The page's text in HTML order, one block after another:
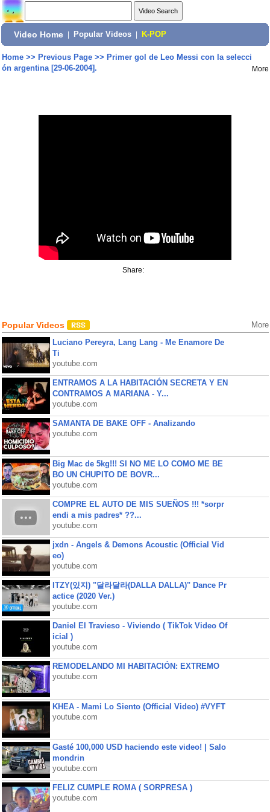
Video Home Popular Videos K-POP
Home>> Previous Page>> Primer gol de Leo Messi con la selecci
ón argentina [29-06-2004].
More
Share:
Popular Videos More
Luciano Pereyra, Lang Lang - Me Enamore De
Ti
youtube.com
ENTRAMOS A LA HABITACIÓN SECRETA Y EN
CONTRAMOS A MARIANA - Y...
youtube.com
SAMANTA DE BAKE OFF - Analizando
youtube.com
Big Mac de 5kg!!! SI NO ME LO COMO ME BE
BO UN CHUPITO DE BOVR...
youtube.com
COMPRE EL AUTO DE MIS SUEÑOS !!! *sorpr
endi a mis padres* ??...
youtube.com
jxdn - Angels & Demons Acoustic (Official Vid
eo)
youtube.com
ITZY(있지) "달라달라(DALLA DALLA)" Dance Pr
actice (2020 Ver.)
youtube.com
Daniel El Travieso - Viviendo ( TikTok Video Of
icial )
youtube.com
REMODELANDO MI HABITACIÓN: EXTREMO
youtube.com
KHEA - Mami Lo Siento (Official Video) #VYFT
youtube.com
Gasté 100,000 USD haciendo este video! | Salo
mondrin
youtube.com
FELIZ CUMPLE ROMA ( SORPRESA )
youtube.com